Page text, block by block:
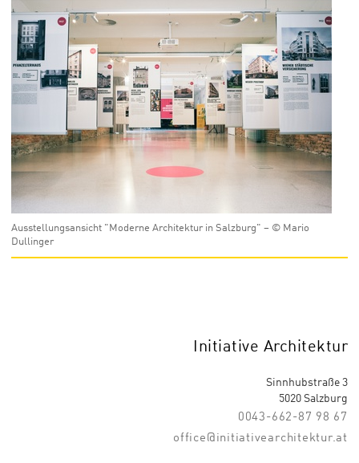
Ausstellungsansicht "Moderne Architektur in Salzburg" – © Mario
Dullinger
Initiative Architektur
Sinnhubstraße 3
5020 Salzburg
0043-662-87 98 67
office@initiativearchitektur.at